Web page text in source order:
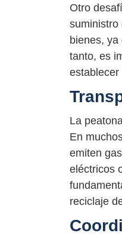
Otro
suministro
bienes, ya
tanto, es
La
En
emiten
eléctricos
reciclaje